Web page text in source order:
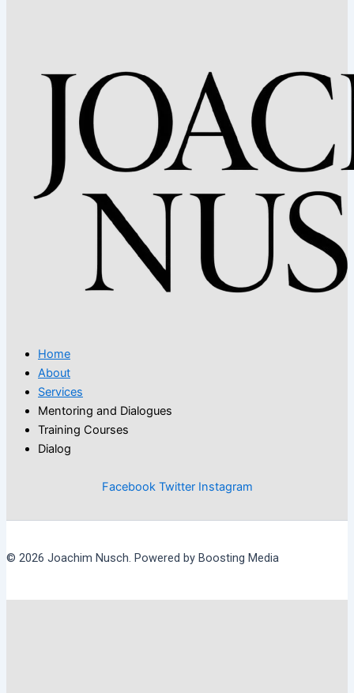
Home
About
Services
Mentoring and Dialogues
Training Courses
Dialog
Facebook Twitter Instagram
© 2026 Joachim Nusch. Powered by Boosting Media